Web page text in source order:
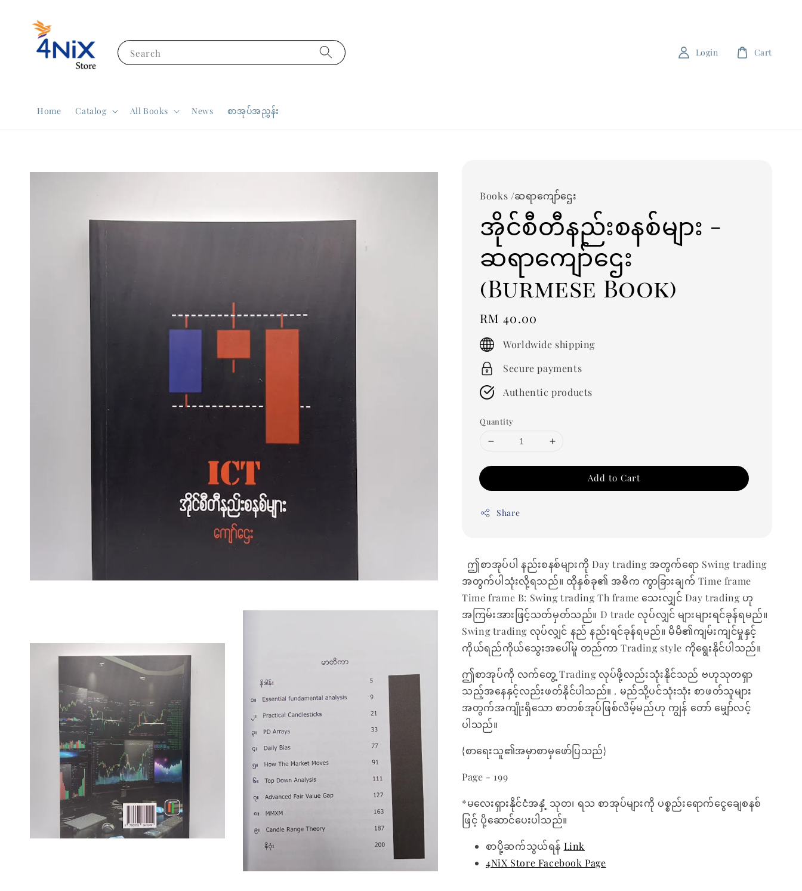
Search
Home Catalog All Books News စာအုပ်အညွှန်း
Login Cart
Books /ဆရာကျော်ဌေး
အိုင်စီတီနည်းစနစ်များ -
ဆရာကျော်ဌေး
(Burmese Book)
Regular
price
RM 40.00
Worldwide shipping
Secure payments
Authentic products
Quantity
Add to Cart
Share
ဤစာအုပ်ပါ နည်းစနစ်များကို Day trading အတွက်ရော Swing trading
အတွက်ပါသုံးလို့ရသည်။ ထိုနှစ်ခု၏ အဓိက ကွာခြားချက် Time frame
Time frame B: Swing trading Th frame သေးလျှင် Day trading ဟု
အကြမ်းအားဖြင့်သတ်မှတ်သည်။ D trade လုပ်လျှင် များများရင်ခုန်ရမည်။
Swing trading လုပ်လျှင် နည် နည်းရင်ခုန်ရမည်။ မိမိ၏ကျမ်းကျင်မှုနှင့်
ကိုယ်ရည်ကိုယ်သွေးအပေါ်မူ တည်ကာ Trading style ကိုရွေးနိုင်ပါသည်။
ဤစာအုပ်ကို လက်တွေ့ Trading လုပ်ဖို့လည်းသုံးနိုင်သည် ဗဟုသုတရှာ
သည့်အနေနှင့်လည်းဖတ်နိုင်ပါသည်။ . မည်သို့ပင်သုံးသုံး စာဖတ်သူများ
အတွက်အကျိုးရှိသော စာတစ်အုပ်ဖြစ်လိမ့်မည်ဟု ကျွန် တော် မျှော်လင့်
ပါသည်။
{စာရေးသူ၏အမှာစာမှဖော်ပြသည်}
Page - 199
*မလေးရှားနိုင်ငံအနှံ့ သုတ၊ ရသ စာအုပ်များကို ပစ္စည်းရောက်ငွေချေစနစ်
ဖြင့် ပို့ဆောင်ပေးပါသည်။
စာပို့ဆက်သွယ်ရန် Link
4NiX Store Facebook Page